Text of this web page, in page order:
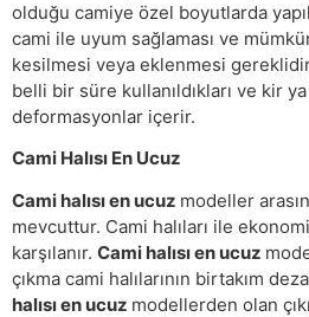
olduğu camiye özel boyutlarda
cami ile uyum sağlaması ve
kesilmesi veya eklenmesi
belli bir süre kullanıldıkları ve kir ya
deformasyonlar içerir.
Cami Halısı En Ucuz
Cami halısı en ucuz modeller
mevcuttur. Cami halıları ile
karşılanır. Cami halısı en ucuz
çıkma cami halılarının birtakım
halısı en ucuz modellerden olan